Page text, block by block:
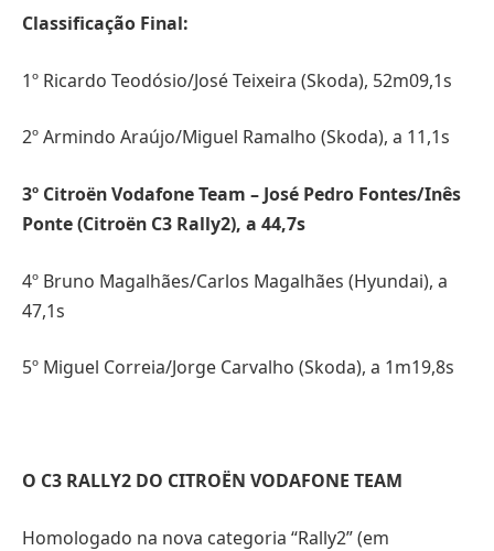
Classificação Final:
1º Ricardo Teodósio/José Teixeira (Skoda), 52m09,1s
2º Armindo Araújo/Miguel Ramalho (Skoda), a 11,1s
3º Citroën Vodafone Team – José Pedro Fontes/Inês
Ponte (Citroën C3 Rally2), a 44,7s
4º Bruno Magalhães/Carlos Magalhães (Hyundai), a
47,1s
5º Miguel Correia/Jorge Carvalho (Skoda), a 1m19,8s
O C3 RALLY2 DO CITROËN VODAFONE TEAM
Homologado na nova categoria “Rally2” (em